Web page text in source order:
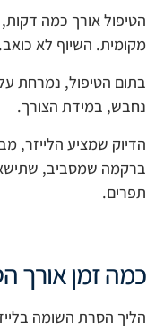
הטיפול אורך כמה
מקומית. השיוף לא כואב.
בתום הטיפול, נמרחת
נחבש, במידת הצורך.
הדיוק שמציע הלייזר,
ברקמה שמסביב,
תפרים.
כמה זמן אורך
הליך הסרת השומה